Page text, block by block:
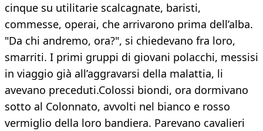
cinque su utilitarie scalcagnate, baristi,
commesse, operai, che arrivarono prima dell’alba.
"Da chi andremo, ora?", si chiedevano fra loro,
smarriti. I primi gruppi di giovani polacchi, messisi
in viaggio già all’aggravarsi della malattia, li
avevano preceduti.Colossi biondi, ora dormivano
sotto al Colonnato, avvolti nel bianco e rosso
vermiglio della loro bandiera. Parevano cavalieri